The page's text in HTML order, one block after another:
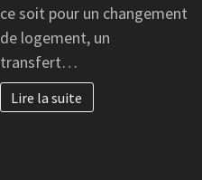
ce soit pour un changement
de logement, un
transfert…
Lire la suite